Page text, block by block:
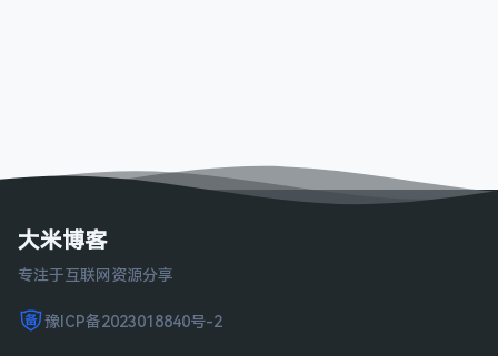
大米博客
专注于互联网资源分享
豫ICP备2023018840号-2